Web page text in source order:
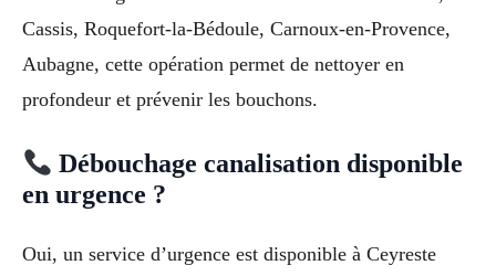
Cassis, Roquefort-la-Bédoule, Carnoux-en-Provence,
Aubagne, cette opération permet de nettoyer en
profondeur et prévenir les bouchons.
Débouchage canalisation disponible
en urgence ?
Oui, un service d’urgence est disponible à Ceyreste